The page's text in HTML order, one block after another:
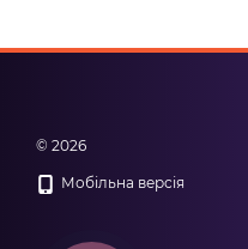
© 2026
Мобільна версія